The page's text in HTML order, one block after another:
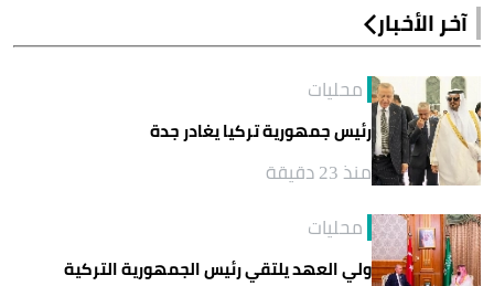
آخر الأخبار
محليات
رئيس جمهورية تركيا يغادر جدة
منذ 23 دقيقة
محليات
ولي العهد يلتقي رئيس الجمهورية التركية